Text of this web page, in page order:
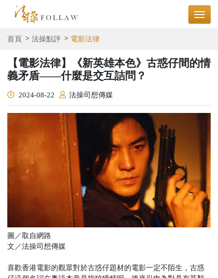
首頁 法操點評 電影法律
【電影法律】《新英雄本色》古惑仔間的情
義矛盾——什麼是交互詰問？
2024-08-22 法操司想傳媒
圖／取自網路
文／法操司想傳媒
喜歡香港電影的觀眾對於古惑仔題材的電影一定不陌生，古惑